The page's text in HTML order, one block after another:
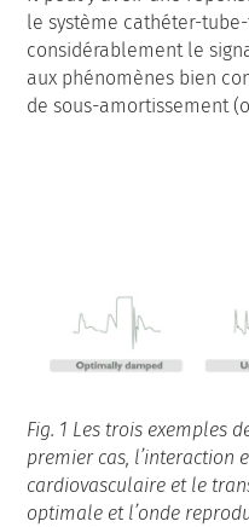
le système cathéter-
considérablement le
aux phénomènes bien
de sous-amortissement
Fig. 1 Les trois exemples
premier cas, l’interaction
cardiovasculaire et le
optimale et l’onde